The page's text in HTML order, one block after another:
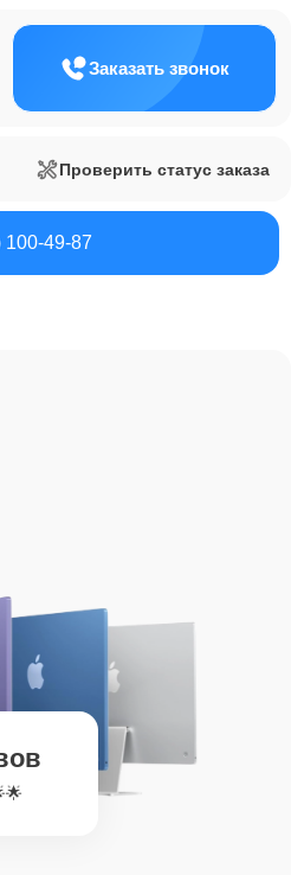
Заказать звонок
Проверить статус заказа
100-49-87